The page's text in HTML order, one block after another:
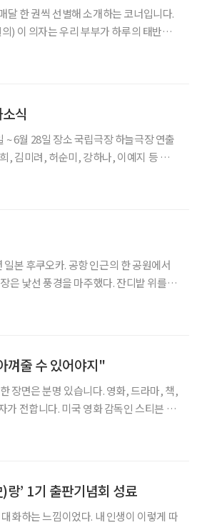
달 한 권씩 선별해 소개하는 코너입니다.
식
김미려, 허순미, 강하나, 이예지 등 뮤
은 낯선 풍경을 마주했다. 잔디밭 위를 자
껴줄 수 있어야지"
장면은 분명 있습니다. 영화, 드라마, 책,
감독인 스티븐 스
’ 1기 출판기념회 성료
화하는 느낌이었다. 내 인생이 이렇게 따